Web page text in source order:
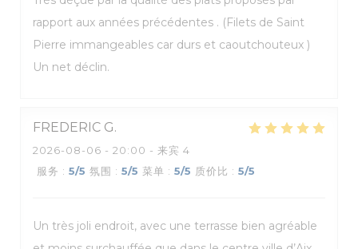
rapport aux années précédentes . (Filets de Saint
Pierre immangeables car durs et caoutchouteux )
Un net déclin.
FREDERIC G
2026-08-06 - 20:00 - 来宾 4
服务 : 5/5 氛围 : 5/5 菜单 : 5/5 质价比 : 5/5
Un très joli endroit, avec une terrasse bien agréable